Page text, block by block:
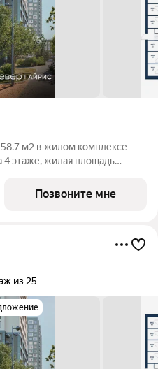
м2 в жилом комплексе
4 этаже, жилая площадь
Позвоните мне
из 25